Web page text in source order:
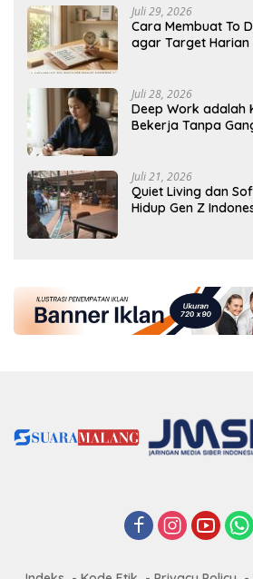
Juli 29, 2026
Cara Membuat To
agar Target Harian
Juli 28, 2026
Deep Work adalah
Bekerja Tanpa
Juli 21, 2026
Quiet Living dan
Hidup Gen Z